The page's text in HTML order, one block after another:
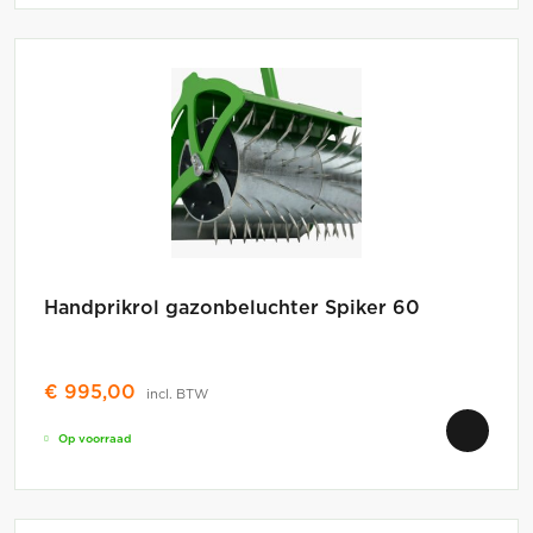
Handprikrol gazonbeluchter Spiker 60
€ 995,00 incl. BTW
Op voorraad